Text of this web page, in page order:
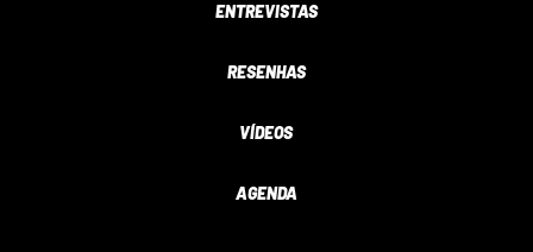
ENTREVISTAS
RESENHAS
VÍDEOS
AGENDA